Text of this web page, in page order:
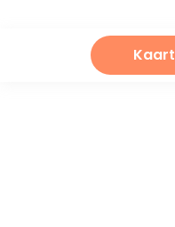
Kaart